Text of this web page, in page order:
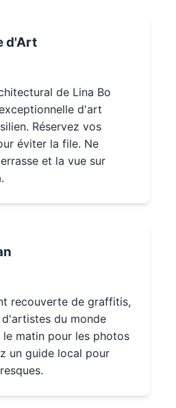
d'Art
de Lina Bo
d'art
Réservez vos
éviter la file. Ne
et la vue sur
recouverte de graffitis,
du monde
matin pour les photos
un guide local pour